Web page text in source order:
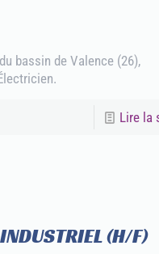
bassin de Valence (26),
Lire la
(H/F)